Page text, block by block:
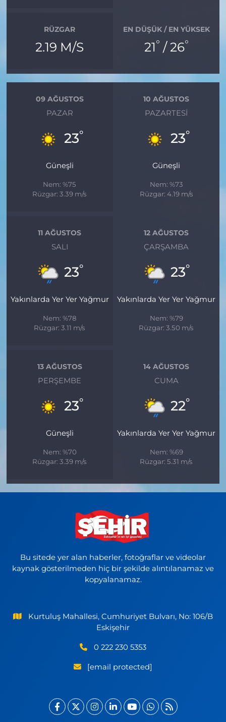
RÜZGAR
2.19 M/S
EN DÜŞÜK / EN YÜKSEK
21° / 26°
09 AĞUSTOS
PAZAR
23°
Güneşli
Nem: %75
Rüzgar: 3.39 m/s
10 AĞUSTOS
PAZARTESI
23°
Güneşli
Nem: %73
Rüzgar: 4.19 m/s
11 AĞUSTOS
SALI
23°
Yakınlarda Yer Yer Yağmur
Nem: %78
Rüzgar: 3.11 m/s
12 AĞUSTOS
ÇARŞAMBA
23°
Yakınlarda Yer Yer Yağmur
Nem: %79
Rüzgar: 3.50 m/s
13 AĞUSTOS
PERŞEMBE
23°
Güneşli
Nem: %70
Rüzgar: 3.39 m/s
14 AĞUSTOS
CUMA
22°
Yakınlarda Yer Yer Yağmur
Nem: %69
Rüzgar: 5.31 m/s
Bu sitede yer alan haberler, fotoğraflar ve videolar
kaynak gösterilmeden hiç bir şekilde alıntılanamaz ve
kopyalanamaz.
Kurtuluş Mahallesi, Cumhuriyet Bulvarı, No: 106/B
Eskişehir
0 222 230 5353
[email protected]